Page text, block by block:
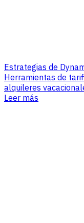
Estrategias de
Herramientas de
alquileres
Leer más